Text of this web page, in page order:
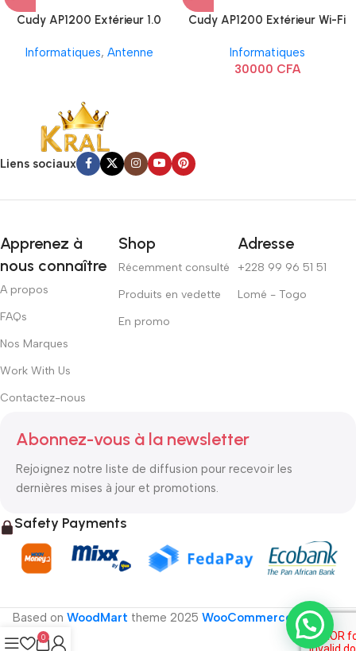
Cudy AP1200 Extérieur 1.0
Informatiques, Antenne
Cudy AP1200 Extérieur Wi-Fi
Informatiques
30000 CFA
Liens sociaux
Apprenez à
nous connaître
A propos
FAQs
Nos Marques
Work With Us
Contactez-nous
Shop
Récemment consulté
Produits en vedette
En promo
Adresse
+228 99 96 51 51
Lomé - Togo
Abonnez-vous à la newsletter
Rejoignez notre liste de diffusion pour recevoir les
dernières mises à jour et promotions.
Safety Payments
Based on WoodMart theme 2025 WooCommerce Themes.
0